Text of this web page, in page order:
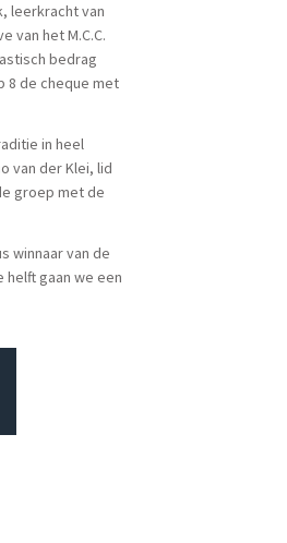
leerkracht van
van het M.C.C.
bedrag
8 de cheque met
in heel
van der Klei, lid
groep met de
winnaar van de
helft gaan we een